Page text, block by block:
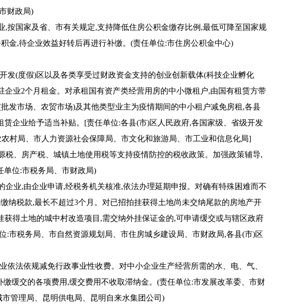
财政局)
按国家及省、市有关规定,支持降低住房公积金缴存比例,最低可降至国家规
金,待企业效益好转后再进行补缴。(责任单位:市住房公积金中心)
发(度假)区以及各类享受过财政资金支持的创业创新载体(科技企业孵化
业2个月租金。对承租国有资产类经营用房的中小微租户,由国有租赁方带
发市场、农贸市场)及其他类型业主为疫情期间的中小租户减免房租,各县
企业给予适当补贴。[责任单位:各县(市)区人民政府,各国家级、省级开发
村局、市人力资源社会保障局、市文化和旅游局、市工业和信息化局]
、房产税、城镇土地使用税等支持疫情防控的税收政策。加强政策辅导,
单位:市税务局、市财政局)
业,由企业申请,经税务机关核准,依法办理延期申报。对确有特殊困难而不
纳税款,最长不超过3个月。对已招拍挂获得土地尚未交纳尾款的房地产开
得土地的城中村改造项目,需交纳外挂保证金的,可申请缓交或与辖区政府
:市税务局、市自然资源规划局、市住房城乡建设局、市财政局,各县(市)区
法依规减免行政事业性收费。对中小企业生产经营所需的水、电、气、
缓交的各项费用,缓交费用不收取滞纳金。(责任单位:市发展改革委、市财
管理局、昆明供电局、昆明自来水集团公司)